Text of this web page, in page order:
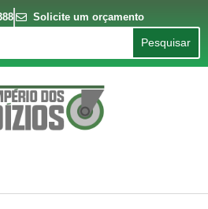
Solicite um orçamento
Pesquisar